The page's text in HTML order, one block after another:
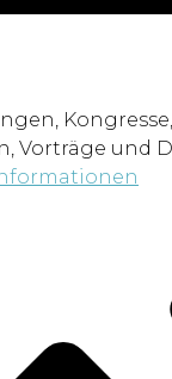
Vorträge und